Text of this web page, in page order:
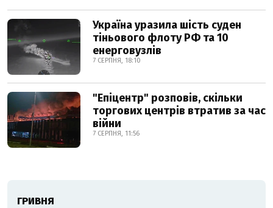
Україна уразила шість суден
тіньового флоту РФ та 10
енерговузлів
7 СЕРПНЯ, 18:10
"Епіцентр" розповів, скільки
торгових центрів втратив за час
війни
7 СЕРПНЯ, 11:56
ГРИВНЯ